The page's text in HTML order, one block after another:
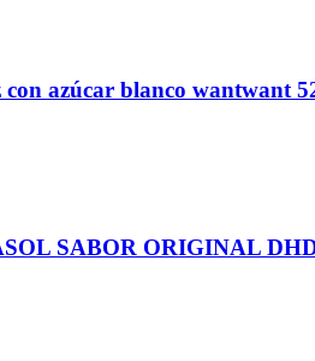
con azúcar blanco wantwant
SABOR ORIGINAL